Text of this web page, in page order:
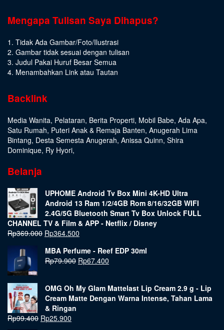
Mengapa Tulisan Saya Dihapus?
1. Tidak Ada Gambar/Foto/Ilustrasi
2. Gambar tidak sesuai dengan tulisan
3. Judul Pakai Huruf Besar Semua
4. Menambahkan Link atau Tautan
Backlink
Media Wanita, Pelataran, Berita Properti, Mobil Babe, Ada Apa,
Satu Rumah, Puteri Anak & Remaja Banten, Anugerah Lima
Bintang, Desta Semesta Anugerah, Anissa Quinn, Shira
Dominique, Ry Hyori,
Belanja
UPHOME Android Tv Box Mini 4K-HD Ultra
Android 13 Ram 1/2/4GB Rom 8/16/32GB WIFI
2.4G/5G Bluetooth Smart Tv Box Unlock FULL
CHANNEL TV & Film & APP - Netflix / Disney
Rp369.000 Rp364.500
MBA Perfume - Reef EDP 30ml
Rp79.900 Rp67.400
OMG Oh My Glam Mattelast Lip Cream 2.9 g - Lip
Cream Matte Dengan Warna Intense, Tahan Lama
& Ringan
Rp99.400 Rp25.900